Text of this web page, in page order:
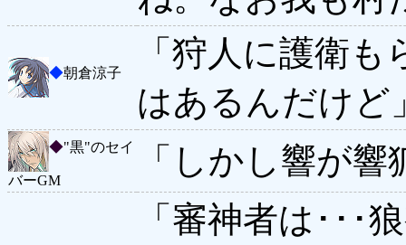
◆朝倉涼子
「狩人に護衛
はあるんだけど
◆"黒"のセイ
バーGM
「しかし響が響
「審神者は･･･